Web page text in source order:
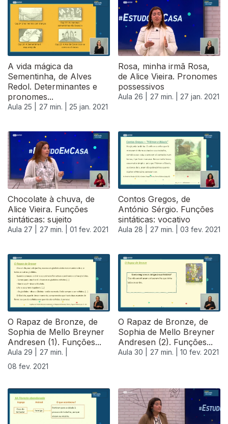
A vida mágica da
Sementinha, de Alves
Redol. Determinantes e
pronomes...
Aula 25 | 27 min. | 25 jan. 2021
Rosa, minha irmã Rosa,
de Alice Vieira. Pronomes
possessivos
Aula 26 | 27 min. | 27 jan. 2021
Chocolate à chuva, de
Alice Vieira. Funções
sintáticas: sujeito
Aula 27 | 27 min. | 01 fev. 2021
Contos Gregos, de
António Sérgio. Funções
sintáticas: vocativo
Aula 28 | 27 min. | 03 fev. 2021
O Rapaz de Bronze, de
Sophia de Mello Breyner
Andresen (1). Funções...
Aula 29 |
27 min. |
08 fev. 2021
O Rapaz de Bronze, de
Sophia de Mello Breyner
Andresen (2). Funções...
Aula 30 | 27 min. | 10 fev. 2021